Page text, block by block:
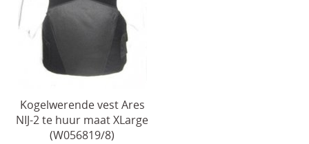
Vesten
Militaire shop
Politie uitrusting
Steekwerend T-shirt
Kogelwerende vest Ares
NIJ-2 te huur maat XLarge
(W056819/8)